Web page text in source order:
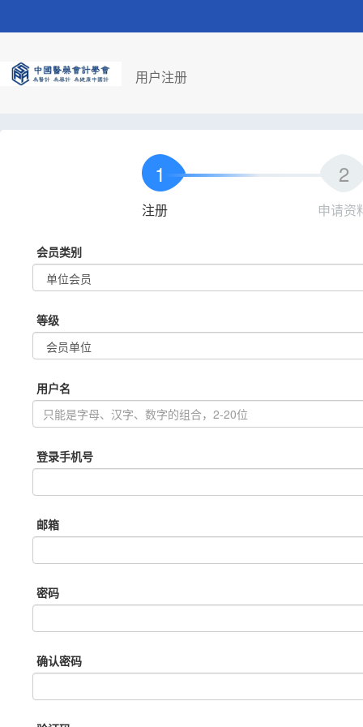
用户注册
注册 申请资
会员类别
等级
用户名
登录手机号
邮箱
密码
确认密码